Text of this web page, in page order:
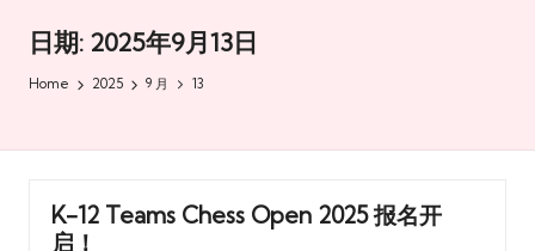
s
m
e
国
际
日期: 2025年9月13日
Home 2025 9 月 13
K-12 Teams Chess Open 2025 报名开
启！